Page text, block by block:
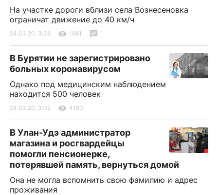
На участке дороги вблизи села Вознесеновка
ограничат движение до 40 км/ч
24.03.20, 3:23 1981 1
В Бурятии не зарегистрировано
больных коронавирусом
Однако под медицинским наблюдением
находится 500 человек
24.03.20, 3:02 4190
В Улан-Удэ администратор
магазина и росгвардейцы
помогли пенсионерке,
потерявшей память, вернуться домой
Она не могла вспомнить свою фамилию и адрес
проживания